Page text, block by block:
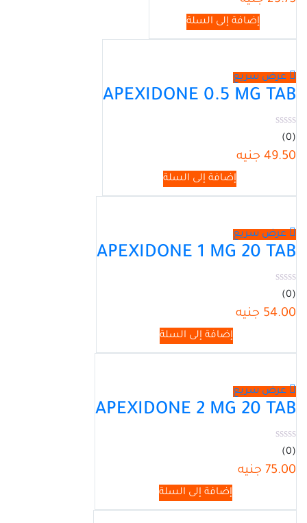
إضافة إلى السلة
عرض سريع
APEXIDONE 0.5 MG TAB
(0)
49.50 جنيه
إضافة إلى السلة
عرض سريع
APEXIDONE 1 MG 20 TAB
(0)
54.00 جنيه
إضافة إلى السلة
عرض سريع
APEXIDONE 2 MG 20 TAB
(0)
75.00 جنيه
إضافة إلى السلة